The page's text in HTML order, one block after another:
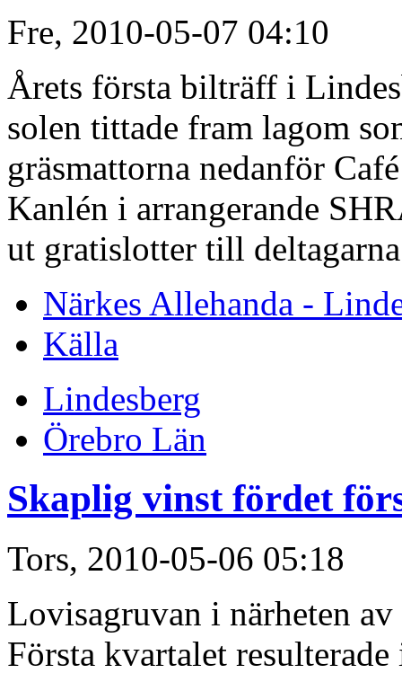
Fre, 2010-05-07 04:10
Årets första bilträff i
solen tittade fram lagom
gräsmattorna nedanför
Kanlén i arrangerande
ut gratislotter till
Närkes Allehanda -
Källa
Lindesberg
Örebro Län
Skaplig vinst fördet
Tors, 2010-05-06 05:18
Lovisagruvan i närheten
Första kvartalet